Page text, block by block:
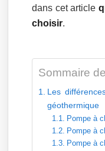
dans cet article
choisir.
Sommaire
Les
géothermique
Pompe à
Pompe à
Pompe à